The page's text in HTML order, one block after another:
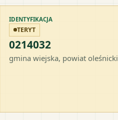
IDENTYFIKACJA
TERYT
0214032
gmina wiejska, powiat oleśnicki